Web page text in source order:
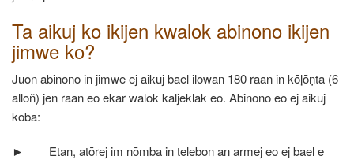
Ta aikuj ko ikijen kwalok abinono ikijen
jimwe ko?
Juon abinono in jimwe ej aikuj bael ilowan 180 raan in kōḷōṇta (6
alloñ) jen raan eo ekar walok kaljeklak eo. Abinono eo ej aikuj
koba:
► Etan, atōrej im nōmba in telebon an armej eo ej bael e